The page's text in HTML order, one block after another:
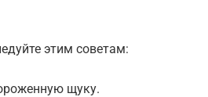
этим советам:
щуку.